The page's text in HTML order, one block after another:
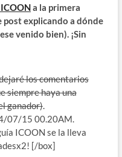
a la primera
post explicando a dónde
venido bien).¡Sin
los comentarios
siempre haya una
ganador).
07/15 00.20AM.
ICOON se la lleva
[/box]